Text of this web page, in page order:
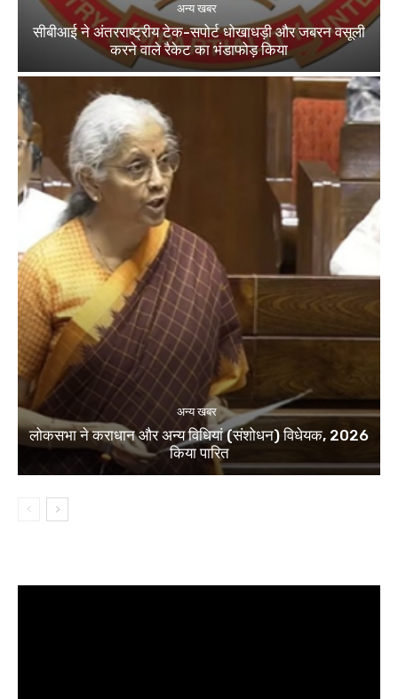
अन्य खबर
सीबीआई ने अंतरराष्ट्रीय टेक-सपोर्ट धोखाधड़ी और जबरन वसूली
करने वाले रैकेट का भंडाफोड़ किया
अन्य खबर
लोकसभा ने कराधान और अन्य विधियां (संशोधन) विधेयक, 2026
किया पारित